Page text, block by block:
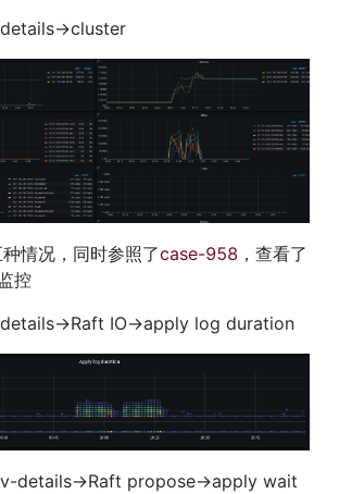
情况，同时参照了case-958 ，查看了
控
IO→apply log duration
details→Raft propose→apply wait